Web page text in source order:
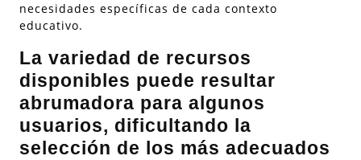
necesidades específicas de cada contexto
educativo.
La variedad de recursos
disponibles puede resultar
abrumadora para algunos
usuarios, dificultando la
selección de los más adecuados